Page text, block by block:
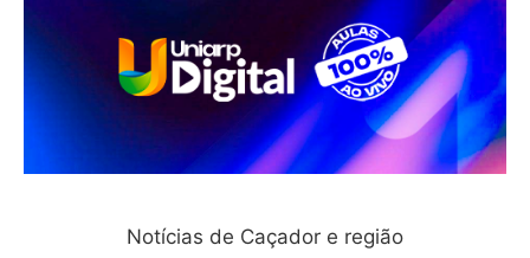
Notícias de Caçador e região